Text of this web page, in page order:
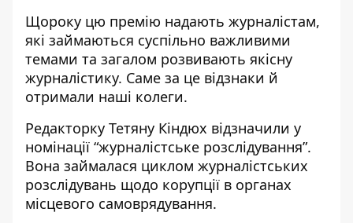
Щороку цю премію надають журналістам,
які займаються суспільно важливими
темами та загалом розвивають якісну
журналістику. Саме за це відзнаки й
отримали наші колеги.
Редакторку Тетяну Кіндюх відзначили у
номінації “журналістське розслідування”.
Вона займалася циклом журналістських
розслідувань щодо корупції в органах
місцевого самоврядування.